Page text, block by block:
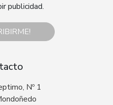
publicidad.
Nº 1